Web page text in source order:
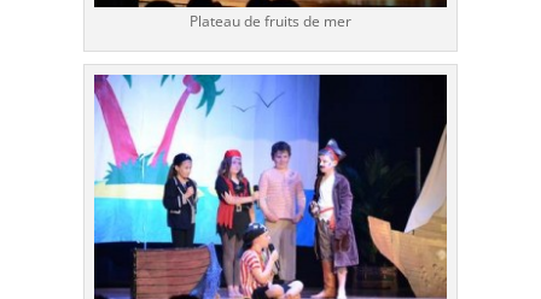
Plateau de fruits de mer